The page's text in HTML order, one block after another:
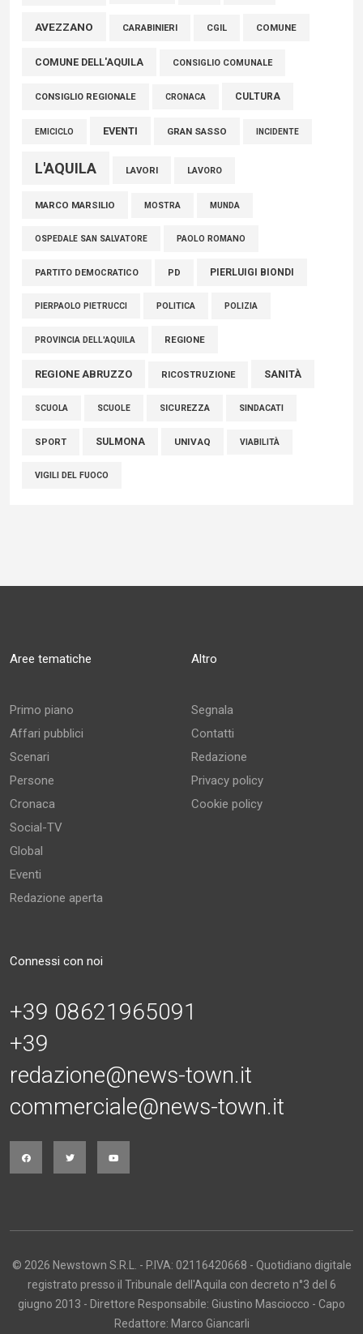
Marcinelle, Verrecchia (FdI): "Un minuto di raccoglimento in
connazionali tra cui molti abruzzesi"
06 Agosto 2026
AVEZZANO CARABINIERI CGIL COMUNE
COMUNE DELL'AQUILA CONSIGLIO COMUNALE
CONSIGLIO REGIONALE CRONACA CULTURA
EMICICLO EVENTI GRAN SASSO INCIDENTE
L'AQUILA LAVORI LAVORO
MARCO MARSILIO MOSTRA MUNDA
OSPEDALE SAN SALVATORE PAOLO ROMANO
PARTITO DEMOCRATICO PD PIERLUIGI BIONDI
PIERPAOLO PIETRUCCI POLITICA POLIZIA
PROVINCIA DELL'AQUILA REGIONE
REGIONE ABRUZZO RICOSTRUZIONE SANITÀ
SCUOLA SCUOLE SICUREZZA SINDACATI
SPORT SULMONA UNIVAQ VIABILITÀ
VIGILI DEL FUOCO
Aree tematiche
Primo piano
Affari pubblici
Scenari
Persone
Cronaca
Social-TV
Global
Eventi
Redazione aperta
Altro
Segnala
Contatti
Redazione
Privacy policy
Cookie policy
Connessi con noi
+39 08621965091
+39
redazione@news-town.it
commerciale@news-town.it
© 2026 Newstown S.R.L. - P.IVA: 02116420668 - Quotidiano digitale
registrato presso il Tribunale dell'Aquila con decreto n°3 del 6
giugno 2013 - Direttore Responsabile: Giustino Masciocco - Capo
Redattore: Marco Giancarli